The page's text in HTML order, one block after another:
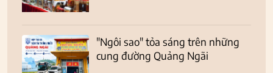
"Ngôi sao" tỏa sáng trên những
cung đường Quảng Ngãi